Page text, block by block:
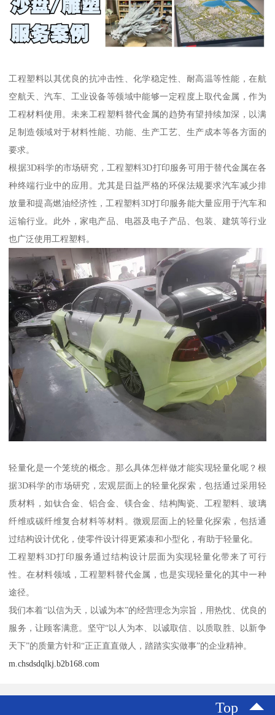
工程塑料以其优良的抗冲击性、化学稳定性、耐高温等性能，在航
空航天、汽车、工业设备等领域中能够一定程度上取代金属，作为
工程材料使用。未来工程塑料替代金属的趋势有望持续加深，以满
足制造领域对于材料性能、功能、生产工艺、生产成本等各方面的
要求。
根据3D科学的市场研究，工程塑料3D打印服务可用于替代金属在各
种终端行业中的应用。尤其是日益严格的环保法规要求汽车减少排
放量和提高燃油经济性，工程塑料3D打印服务能大量应用于汽车和
运输行业。此外，家电产品、电器及电子产品、包装、建筑等行业
也广泛使用工程塑料。
轻量化是一个笼统的概念。那么具体怎样做才能实现轻量化呢？根
据3D科学的市场研究，宏观层面上的轻量化探索，包括通过采用轻
质材料，如钛合金、铝合金、镁合金、结构陶瓷、工程塑料、玻璃
纤维或碳纤维复合材料等材料。微观层面上的轻量化探索，包括通
过结构设计优化，使零件设计得更紧凑和小型化，有助于轻量化。
工程塑料3D打印服务通过结构设计层面为实现轻量化带来了可行
性。在材料领域，工程塑料替代金属，也是实现轻量化的其中一种
途径。
我们本着“以信为天，以诚为本”的经营理念为宗旨，用热忱、优良的
服务，让顾客满意。坚守“以人为本、以诚取信、以质取胜、以新争
天下”的质量方针和“正正直直做人，踏踏实实做事”的企业精神。
m.chsdsdqlkj.b2b168.com
Top